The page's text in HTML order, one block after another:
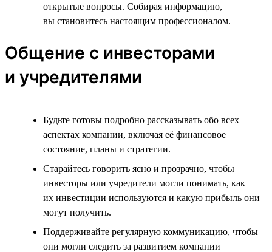
открытые вопросы. Собирая информацию,
вы становитесь настоящим профессионалом.
Общение с инвесторами
и учредителями
Будьте готовы подробно рассказывать обо всех
аспектах компании, включая её финансовое
состояние, планы и стратегии.
Старайтесь говорить ясно и прозрачно, чтобы
инвесторы или учредители могли понимать, как
их инвестиции используются и какую прибыль они
могут получить.
Поддерживайте регулярную коммуникацию, чтобы
они могли следить за развитием компании